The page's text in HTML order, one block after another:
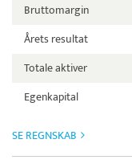
Bruttomargin
Årets resultat
Totale aktiver
Egenkapital
SE REGNSKAB